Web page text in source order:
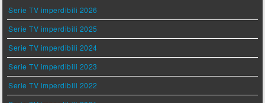
Serie TV imperdibili 2026
Serie TV imperdibili 2025
Serie TV imperdibili 2024
Serie TV imperdibili 2023
Serie TV imperdibili 2022